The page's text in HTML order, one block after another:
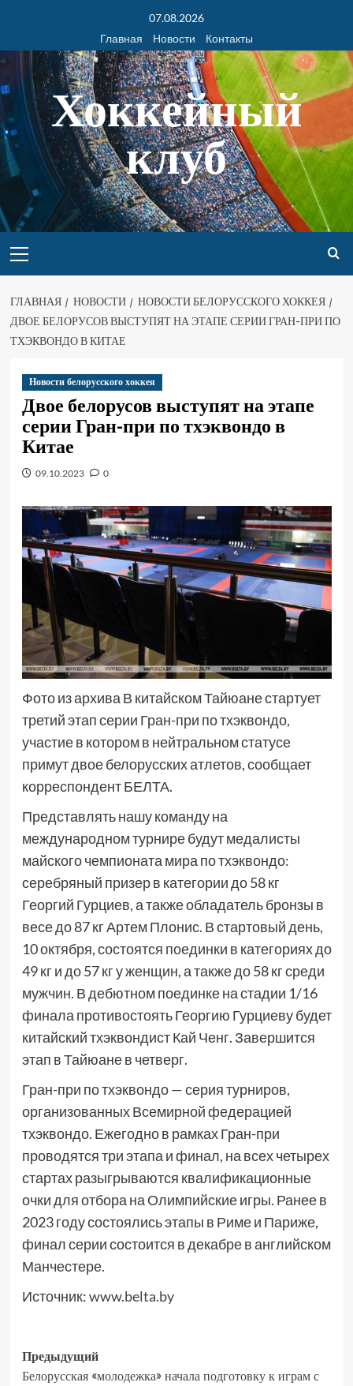
07.08.2026
Главная
Новости Контакты
Хоккейный
клуб
ГЛАВНАЯ НОВОСТИ
НОВОСТИ БЕЛОРУССКОГО ХОККЕЯ
ДВОЕ БЕЛОРУСОВ ВЫСТУПЯТ НА ЭТАПЕ СЕРИИ ГРАН-ПРИ ПО
ТХЭКВОНДО В КИТАЕ
Новости белорусского хоккея
Двое белорусов выступят на этапе
серии Гран-при по тхэквондо в
Китае
09.10.2023 0
Фото из архива В китайском Тайюане стартует
третий этап серии Гран-при по тхэквондо,
участие в котором в нейтральном статусе
примут двое белорусских атлетов, сообщает
корреспондент БЕЛТА.
Представлять нашу команду на
международном турнире будут медалисты
майского чемпионата мира по тхэквондо:
серебряный призер в категории до 58 кг
Георгий Гурциев, а также обладатель бронзы в
весе до 87 кг Артем Плонис. В стартовый день,
10 октября, состоятся поединки в категориях до
49 кг и до 57 кг у женщин, а также до 58 кг среди
мужчин. В дебютном поединке на стадии 1/16
финала противостоять Георгию Гурциеву будет
китайский тхэквондист Кай Ченг. Завершится
этап в Тайюане в четверг.
Гран-при по тхэквондо — серия турниров,
организованных Всемирной федерацией
тхэквондо. Ежегодно в рамках Гран-при
проводятся три этапа и финал, на всех четырех
стартах разыгрываются квалификационные
очки для отбора на Олимпийские игры. Ранее в
2023 году состоялись этапы в Риме и Париже,
финал серии состоится в декабре в английском
Манчестере.
Источник:www.belta.by
Предыдущий
Белорусская «молодежка» начала подготовку к играм с